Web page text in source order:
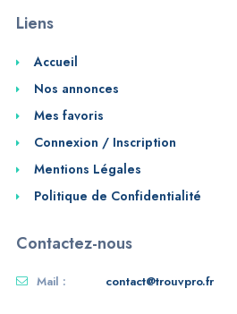
Liens
Accueil
Nos annonces
Mes favoris
Connexion / Inscription
Mentions Légales
Politique de Confidentialité
Contactez-nous
Mail : contact@trouvpro.fr